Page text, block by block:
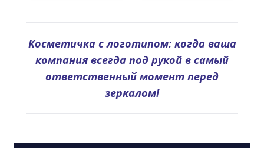
Косметичка с логотипом: когда ваша
компания всегда под рукой в самый
ответственный момент перед
зеркалом!